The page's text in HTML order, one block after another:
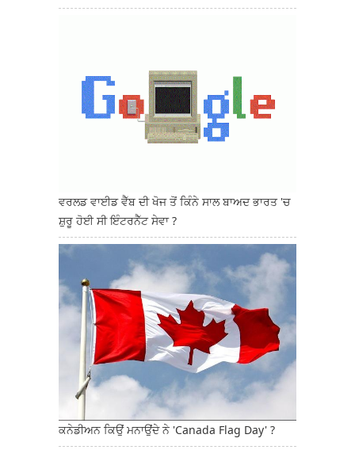
ਵਰਲਡ ਵਾਈਡ ਵੈੱਬ ਦੀ ਖੋਜ ਤੋਂ ਕਿੰਨੇ ਸਾਲ ਬਾਅਦ ਭਾਰਤ 'ਚ
ਸ਼ੁਰੂ ਹੋਈ ਸੀ ਇੰਟਰਨੈੱਟ ਸੇਵਾ ?
ਕਨੇਡੀਅਨ ਕਿਉਂ ਮਨਾਉਂਦੇ ਨੇ 'Canada Flag Day' ?